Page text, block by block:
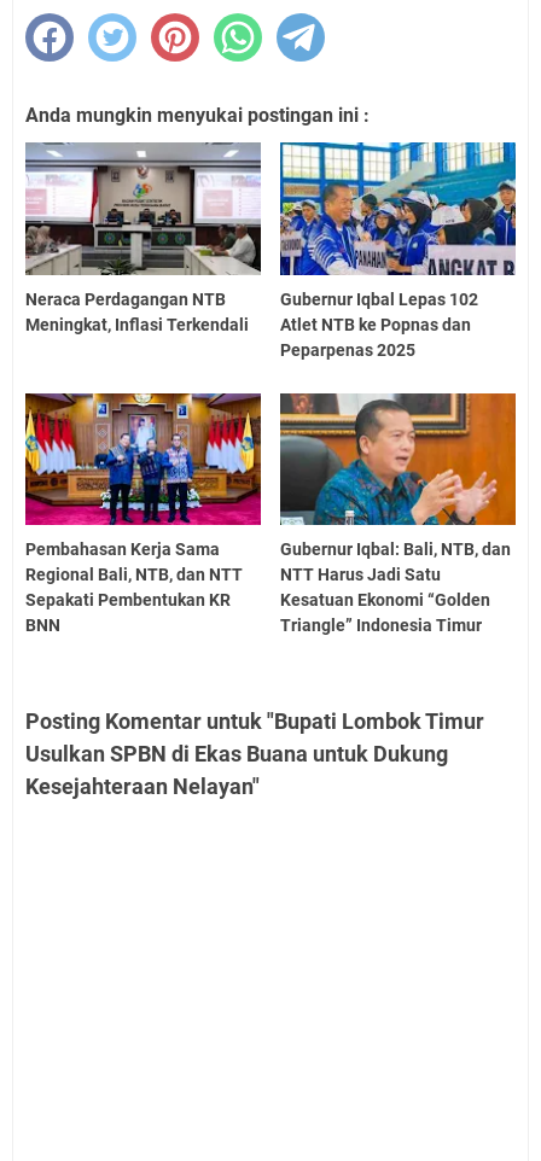
Anda mungkin menyukai postingan ini :
Neraca Perdagangan NTB
Meningkat, Inflasi Terkendali
Gubernur Iqbal Lepas 102
Atlet NTB ke Popnas dan
Peparpenas 2025
Pembahasan Kerja Sama
Regional Bali, NTB, dan NTT
Sepakati Pembentukan KR
BNN
Gubernur Iqbal: Bali, NTB, dan
NTT Harus Jadi Satu
Kesatuan Ekonomi “Golden
Triangle” Indonesia Timur
Posting Komentar untuk "Bupati Lombok Timur
Usulkan SPBN di Ekas Buana untuk Dukung
Kesejahteraan Nelayan"